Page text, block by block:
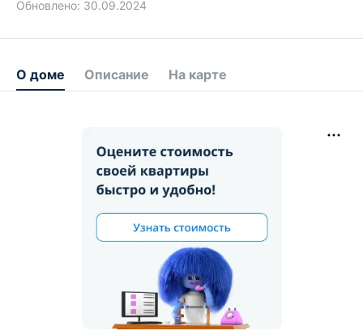
Обновлено: 30.09.2024
О доме Описание На карте